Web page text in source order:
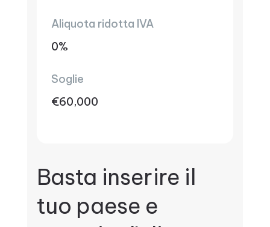
Aliquota ridotta IVA
0%
Soglie
€60,000
Basta inserire il
tuo paese e